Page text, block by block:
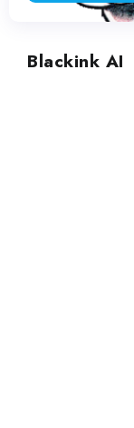
Blackink AI